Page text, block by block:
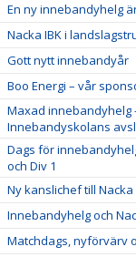
En ny innebandyhelg
Nacka IBK i
Gott nytt innebandyår
Boo Energi – vår
Maxad innebandyhelg
Innebandyskolans
Dags för
och Div 1
Ny kanslichef till Nacka
Innebandyhelg och
Matchdags, nyförvärv